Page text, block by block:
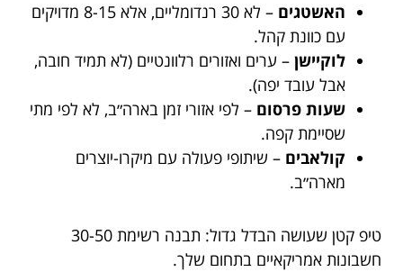
האשטגים
– לא 30 רנדומליים, אלא 8-15 מדויקים
עם כוונת קהל.
לוקיישן – ערים ואזורים רלוונטיים (לא תמיד חובה,
אבל עובד יפה).
שעות פרסום – לפי אזורי זמן בארה״ב, לא לפי מתי
שסיימת קפה.
קולאבים – שיתופי פעולה עם מיקרו-יוצרים
מארה״ב.
טיפ קטן שעושה הבדל גדול: תבנה רשימת 30-50
חשבונות אמריקאיים בתחום שלך.